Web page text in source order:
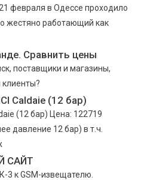
февраля в Одессе проходило
жестяно работающий как
Сравнить цены
поставщики и магазины,
Caldaie (12 бар)
(12 бар) Цена: 122719
давление 12 бар) в т.ч.
САЙТ
3 к GSM-извещателю.